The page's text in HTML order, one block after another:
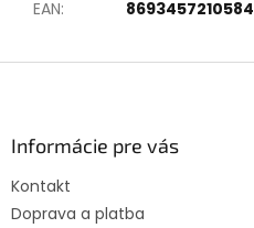
EAN: 8693457210584
Informácie pre vás
Kontakt
Doprava a platba